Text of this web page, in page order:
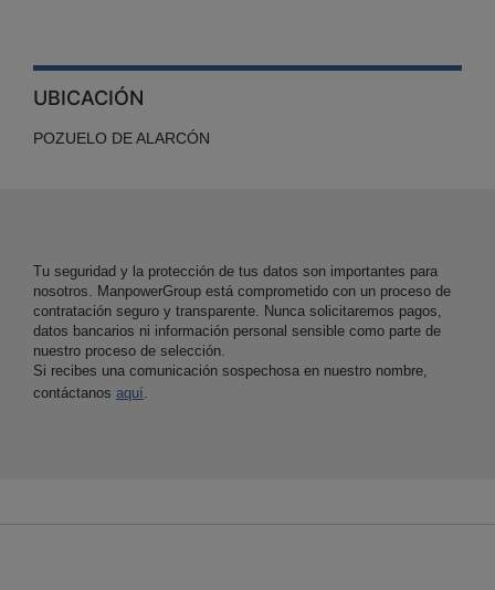
UBICACIÓN
POZUELO DE ALARCÓN
Tu seguridad y la protección de tus datos son importantes para
nosotros. ManpowerGroup está comprometido con un proceso de
contratación seguro y transparente. Nunca solicitaremos pagos,
datos bancarios ni información personal sensible como parte de
nuestro proceso de selección.
Si recibes una comunicación sospechosa en nuestro nombre,
contáctanos aquí.